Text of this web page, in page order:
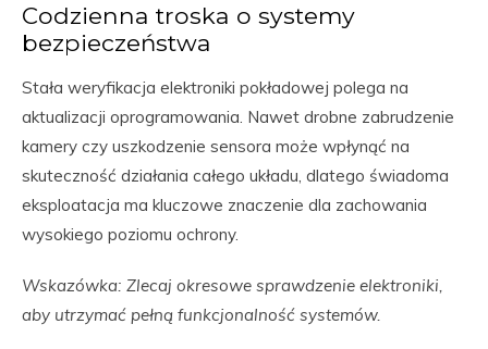
Codzienna troska o systemy
bezpieczeństwa
Stała weryfikacja elektroniki pokładowej polega na
aktualizacji oprogramowania. Nawet drobne zabrudzenie
kamery czy uszkodzenie sensora może wpłynąć na
skuteczność działania całego układu, dlatego świadoma
eksploatacja ma kluczowe znaczenie dla zachowania
wysokiego poziomu ochrony.
Wskazówka: Zlecaj okresowe sprawdzenie elektroniki,
aby utrzymać pełną funkcjonalność systemów.